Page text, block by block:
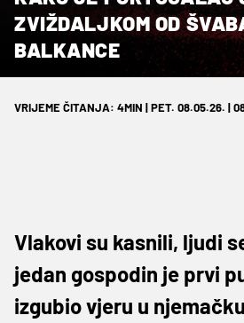
ZVIŽDALJKOM OD
BALKANCE
VRIJEME ČITANJA: 4MIN | PET. 08.05.26. |
Vlakovi su kasnili, ljudi
jedan gospodin je prvi
izgubio vjeru u